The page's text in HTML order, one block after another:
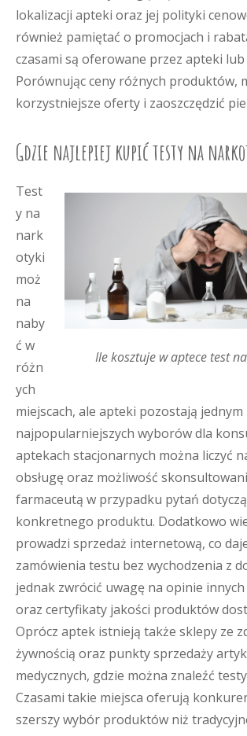
lokalizacji apteki oraz jej polityki
również pamiętać o promocjach i
czasami są oferowane przez apteki lub
Porównując ceny różnych produktów,
korzystniejsze oferty i zaoszczędzić
Gdzie najlepiej kupić testy na
Ile kosztuje w aptece test
Test
y na
nark
otyki
moż
na
naby
ć w
różn
ych
miejscach, ale apteki pozostają jednym
najpopularniejszych wyborów dla
aptekach stacjonarnych można liczyć
obsługę oraz możliwość
farmaceutą w przypadku pytań
konkretnego produktu. Dodatkowo
prowadzi sprzedaż internetową, co
zamówienia testu bez wychodzenia z
jednak zwrócić uwagę na opinie
oraz certyfikaty jakości produktów
Oprócz aptek istnieją także sklepy ze
żywnością oraz punkty sprzedaży
medycznych, gdzie można znaleźć
Czasami takie miejsca oferują
szerszy wybór produktów niż